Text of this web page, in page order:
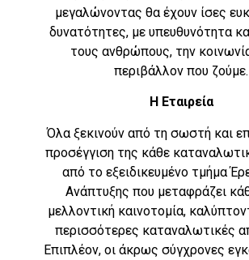
μεγαλώνοντας θα έχουν ίσες
δυνατότητες, με υπευθυνότητα
τους ανθρώπους, την
περιβάλλον που ζούμε.
Η Εταιρεία
Όλα ξεκινούν από τη σωστή και
προσέγγιση της κάθε
από το εξειδικευμένο τμήμα
Ανάπτυξης που μεταφράζει
μελλοντική καινοτομία,
περισσότερες καταναλωτικές
Επιπλέον, οι άκρως σύγχρονες